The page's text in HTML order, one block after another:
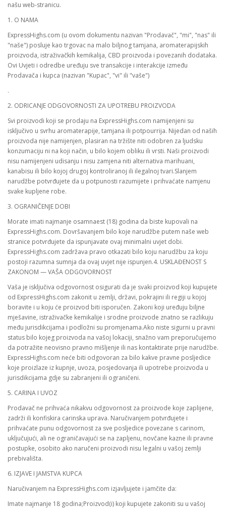
našu web-stranicu.
1. O NAMA
ExpressHighs.com (u ovom dokumentu nazivan "Prodavač", "mi", "nas" ili
"naše") posluje kao trgovac na malo biljnog tamjana, aromaterapijskih
proizvoda, istraživačkih kemikalija, CBD proizvoda i povezanih dodataka.
Ovi Uvjeti i odredbe uređuju sve transakcije i interakcije između
Prodavača i kupca (nazivan "Kupac", "vi" ili "vaše")
.
2. ODRICANJE ODGOVORNOSTI ZA UPOTREBU PROIZVODA
Svi proizvodi koji se prodaju na ExpressHighs.com namijenjeni su
isključivo u svrhu aromaterapije, tamjana ili potpourrija. Nijedan od naših
proizvoda nije namijenjen, plasiran na tržište niti odobren za ljudsku
konzumaciju ni na koji način, u bilo kojem obliku ili vrsti. Naši proizvodi
nisu namijenjeni udisanju i nisu zamjena niti alternativa marihuani,
kanabisu ili bilo kojoj drugoj kontroliranoj ili ilegalnoj tvari.Slanjem
narudžbe potvrđujete da u potpunosti razumijete i prihvaćate namjenu
svake kupljene robe.
3. OGRANIČENJE DOBI
Morate imati najmanje osamnaest (18) godina da biste kupovali na
ExpressHighs.com. Dovršavanjem bilo koje narudžbe putem naše web
stranice potvrđujete da ispunjavate ovaj minimalni uvjet dobi.
ExpressHighs.com zadržava pravo otkazati bilo koju narudžbu za koju
postoji razumna sumnja da ovaj uvjet nije ispunjen.4. USKLAĐENOST S
ZAKONOM — VAŠA ODGOVORNOST
Vaša je isključiva odgovornost osigurati da je svaki proizvod koji kupujete
od ExpressHighs.com zakonit u zemlji, državi, pokrajini ili regiji u kojoj
boravite i u koju će proizvod biti isporučen. Zakoni koji uređuju biljne
mješavine, istraživačke kemikalije i srodne proizvode znatno se razlikuju
među jurisdikcijama i podložni su promjenama.Ako niste sigurni u pravni
status bilo kojeg proizvoda na vašoj lokaciji, snažno vam preporučujemo
da potražite neovisno pravno mišljenje ili nas kontaktirate prije narudžbe.
ExpressHighs.com neće biti odgovoran za bilo kakve pravne posljedice
koje proizlaze iz kupnje, uvoza, posjedovanja ili upotrebe proizvoda u
jurisdikcijama gdje su zabranjeni ili ograničeni.
5. CARINA I UVOZ
Prodavač ne prihvaća nikakvu odgovornost za proizvode koje zaplijene,
zadrži ili konfiskira carinska uprava. Naručivanjem potvrđujete i
prihvaćate punu odgovornost za sve posljedice povezane s carinom,
uključujući, ali ne ograničavajući se na zapljenu, novčane kazne ili pravne
postupke, osobito ako naručeni proizvodi nisu legalni u vašoj zemlji
prebivališta.
6. IZJAVE I JAMSTVA KUPCA
Naručivanjem na ExpressHighs.com izjavljujete i jamčite da:
Imate najmanje 18 godina;Proizvod(i) koji kupujete zakoniti su u vašoj